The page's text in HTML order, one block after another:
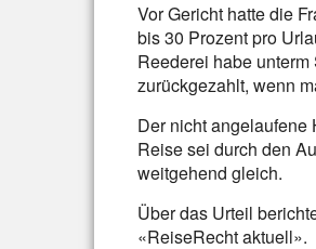
Vor Gericht hatte die
bis 30 Prozent pro
Reederei habe
zurückgezahlt, wenn
Der nicht angelaufene
Reise sei durch den
weitgehend gleich.
Über das Urteil
«ReiseRecht aktuell».